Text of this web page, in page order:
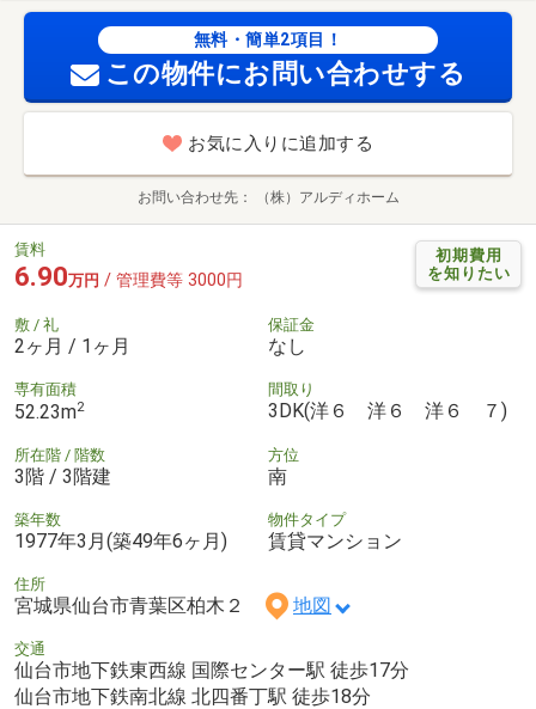
無料・簡単2項目！
この物件にお問い合わせする
お気に入りに追加する
お問い合わせ先 （株）アルディホーム
初期費用
を知りたい
賃料
6.90万円 / 管理費等 3000円
敷 / 礼
2ヶ月 / 1ヶ月
保証金
なし
専有面積
52.23m2
間取り
3DK(洋６ 洋６ 洋６ ７)
所在階 / 階数
3階 / 3階建
方位
南
築年数
1977年3月(築49年6ヶ月)
物件タイプ
賃貸マンション
住所
宮城県仙台市青葉区柏木２ 地図
交通
仙台市地下鉄東西線 国際センター駅 徒歩17分
仙台市地下鉄南北線 北四番丁駅 徒歩18分